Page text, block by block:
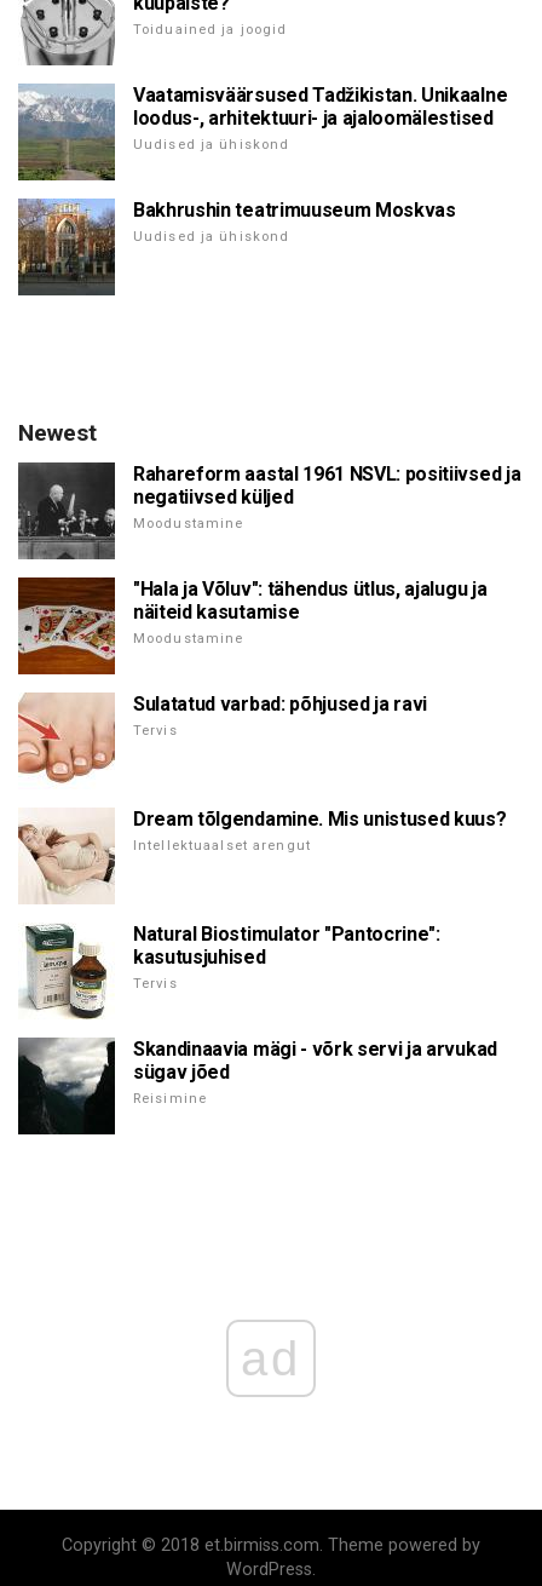
Toiduained ja joogid
Vaatamisväärsused Tadžikistan. Unikaalne
loodus-, arhitektuuri- ja ajaloomälestised
Uudised ja ühiskond
Bakhrushin teatrimuuseum Moskvas
Uudised ja ühiskond
Newest
Rahareform aastal 1961 NSVL: positiivsed ja
negatiivsed küljed
Moodustamine
"Hala ja Võluv": tähendus ütlus, ajalugu ja
näiteid kasutamise
Moodustamine
Sulatatud varbad: põhjused ja ravi
Tervis
Dream tõlgendamine. Mis unistused kuus?
Intellektuaalset arengut
Natural Biostimulator "Pantocrine":
kasutusjuhised
Tervis
Skandinaavia mägi - võrk servi ja arvukad
sügav jõed
Reisimine
ad
Copyright © 2018 et.birmiss.com. Theme powered by
WordPress.